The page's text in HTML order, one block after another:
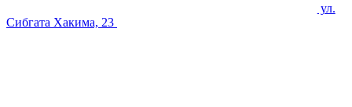
ул.
Сибгата Хакима, 23